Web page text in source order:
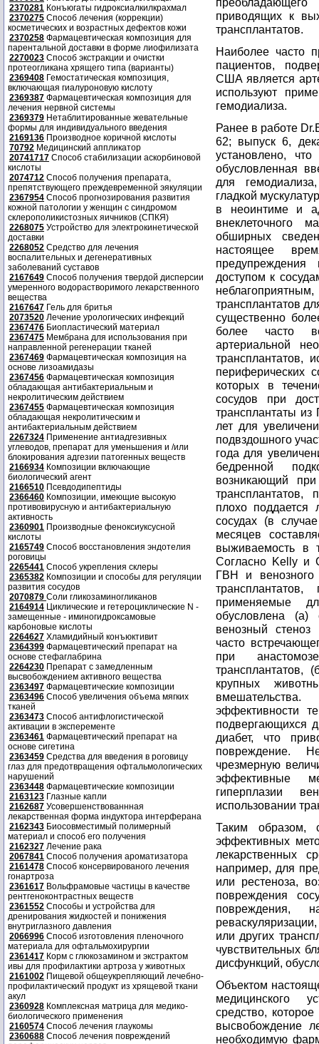
2370281 Конъюгаты гидроксиалкилкрахмал
2370275 Способ лечения (коррекции)
косметических и возрастных дефектов кожи
2370258 Фармацевтическая композиция для
парентальной доставки в форме лиофилизата
2270023 Способ экстракции и очистки
протеогликана хрящего типа (варианты)
2369408 Гемостатическая композиция,
включающая гиалуроновую кислоту
2369387 Фармацевтическая композиция для
лечения нервной системы
2369379 Нетаблитированные жевательные
формы для индивидуального введения
2169136 Производное коричной кислоты
70792 Медицинский аппликатор
20741717 Способ стабилизации аскорбиновой
кислоты
2074712 Способ получения препарата,
препятствующего преждевременной эякуляции
2367954 Способ прогнозирования развития
кожной патологии у женщин с синдромом
склерополикистозных яичников (СПКЯ)
2268075 Устройство для электрокинетической
доставки
2268052 Средство для лечения
воспалительных и дегенеративных
заболеваний суставов
2167649 Способ получения твердой дисперсии
умеренного водорастворимого лекарственного
вещества
2167647 Гель для бритья
2073520 Лечение урологических инфекций
2367476 Биопластический материал
2367475 Мембрана для использования при
направленной регенерации тканей
2367469 Фармацевтическая композиция на
основе лизоамидазы
2367456 Фармацевтическая композиция
обладающая антибактериальным и
некролитическим действием
2367455 Фармацевтическая композиция
обладающая некролитическим и
антибактериальным действием
2267324 Применение антиадгезивных
углеводов, препарат для уменьшения и /или
блокирования адгезии патогенных веществ
2166934 Композиции включающие
биологический агент
2166510 Псевдодипептиды
2366460 Композиции, имеющие высокую
противовирусную и антибактериальную
активность
2360901 Производные феноксиуксусной
кислоты
2165749 Способ восстановления эндотелия
роговицы
2265441 Способ укрепления склеры
2365382 Композиции и способы для регуляции
развития сосудов
2070879 Соли гликозаминогликанов
2164914 Циклические и гетероциклические N -
замещенные - иминогидроксамовые
карбоновые кислоты
2264627 Хламидийный конъюктивит
2364399 Фармацевтический препарат на
основе стефаглабрина
2264230 Препарат с замедленным
высвобождением активного вещества
2363497 Фармацевтические композиции
2363496 Способ увеличения объема мягких
тканей
2363473 Способ антифлогистической
активации в эксперементе
2363461 Фармацевтический препарат на
основе сигетина
2363459 Средства для введения в роговицу
глаз для предотвращения офтальмологических
нарушений
2363448 Фармацевтические композиции
2163123 Глазные капли
2162687 Усовершенствованнная
лекарственная форма индуктора интерферана
2162343 Биосовместимый полимерный
материал и способ его получения
2162327 Лечение рака
2067841 Способ получения ароматизатора
2161478 Способ консервированого лечения
гонартроза
2361617 Вольфрамовые частицы в качестве
рентгеноконтрастных веществ
2361552 Способы и устройства для
дренирования жидкостей и понижения
внутриглазного давления
2066996 Способ изготовления пленочного
материала для офтальмохирургии
2361417 Корм с глюкозамином и экстрактом
ивы для профилактики артроза у животных
2161002 Пищевой общеукрепляющий лечебно-
профилактический продукт из хрящевой ткани
акул
2360928 Комплексная матрица для медико-
биологического применения
2160574 Способ лечения глаукомы
2360688 Способ лечения повреждений
приводящих к
трансплантатов.
Наиболее часто
пациентов,
США является
используют
гемодиализа.
Ранее в работе
62; выпуск 6,
установлено,
обусловленная
для
гладкой
в неоинтиме и
внеклеточного
обширных
настоящее
доступом к
трансплантатов
существенно
более часто
артериальной
трансплантатов,
периферических
которых в
сосудов при
трансплантаты
лет для
подвздошного
года для
бедренной
возникающий
плохо поддается
сосудах (в
месяцев
выживаемость в
Согласно Kelly и
ГВН и венозного
применяемые
обусловлена (а)
венозный стеноз
часто
при
трансплантатов,
крупных
эффективности
подвергающихся
диабет, что
повреждение.
чрезмерную
эффективные
гиперплазии
использовании
Таким образом,
эффективных
лекарственных
например, для
или рестеноза,
повреждения
повреждения,
или других
чувствительных
дисфункций,
Объектом
медицинского
средство,
высвобождение
необходимую